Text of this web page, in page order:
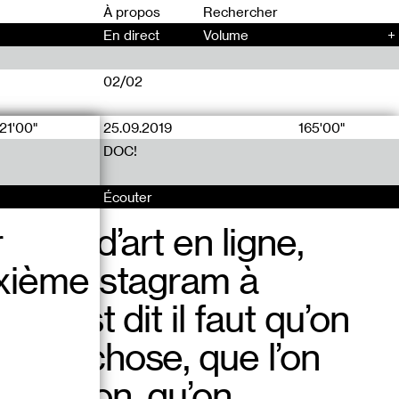
À propos
En direct Volume +
21'00"
02/02
25.09.2019
165'00"
de
DOC!
Écouter
d’art en ligne,
qu’Instagram à
s’est dit il faut qu’on
chose, que l’on